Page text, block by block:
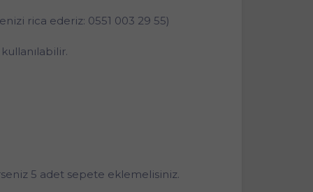
rica ederiz: 0551 003 29 55)
5 adet sepete eklemelisiniz.